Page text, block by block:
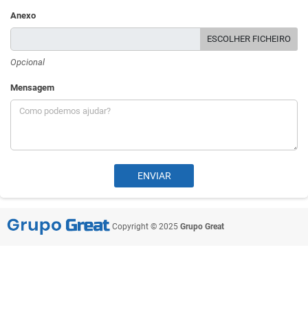
Anexo
ESCOLHER FICHEIRO
Opcional
Mensagem
Copyright © 2025 Grupo Great